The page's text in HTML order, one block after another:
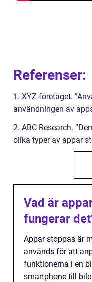
Referenser:
1. XYZ-företaget.
användningen av
2. ABC Research.
olika typer av appar
Vad är
fungerar
Appar stoppas är
används för att
funktionerna i en
smartphone till